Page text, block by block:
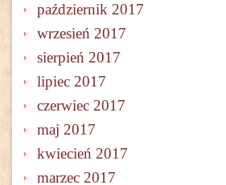
październik 2017
wrzesień 2017
sierpień 2017
lipiec 2017
czerwiec 2017
maj 2017
kwiecień 2017
marzec 2017